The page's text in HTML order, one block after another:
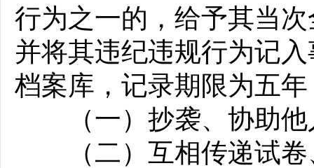
行为之一的，给予其当
并将其违纪违规行为记
档案库，记录期限为五年
（一）抄袭、协助他
（二）互相传递试卷